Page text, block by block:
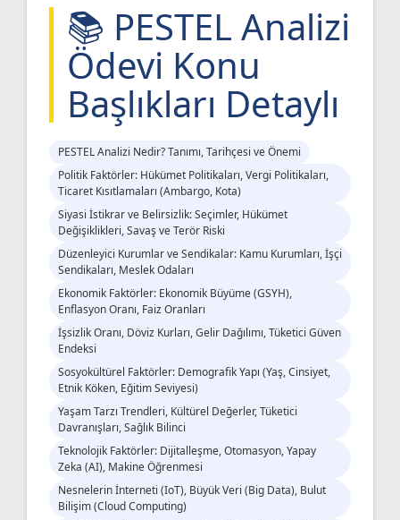
📚 PESTEL Analizi
Ödevi Konu
Başlıkları Detaylı
PESTEL Analizi Nedir? Tanımı, Tarihçesi ve Önemi
Politik Faktörler: Hükümet Politikaları, Vergi Politikaları,
Ticaret Kısıtlamaları (Ambargo, Kota)
Siyasi İstikrar ve Belirsizlik: Seçimler, Hükümet
Değişiklikleri, Savaş ve Terör Riski
Düzenleyici Kurumlar ve Sendikalar: Kamu Kurumları, İşçi
Sendikaları, Meslek Odaları
Ekonomik Faktörler: Ekonomik Büyüme (GSYH),
Enflasyon Oranı, Faiz Oranları
İşsizlik Oranı, Döviz Kurları, Gelir Dağılımı, Tüketici Güven
Endeksi
Sosyokültürel Faktörler: Demografik Yapı (Yaş, Cinsiyet,
Etnik Köken, Eğitim Seviyesi)
Yaşam Tarzı Trendleri, Kültürel Değerler, Tüketici
Davranışları, Sağlık Bilinci
Teknolojik Faktörler: Dijitalleşme, Otomasyon, Yapay
Zeka (AI), Makine Öğrenmesi
Nesnelerin İnterneti (IoT), Büyük Veri (Big Data), Bulut
Bilişim (Cloud Computing)